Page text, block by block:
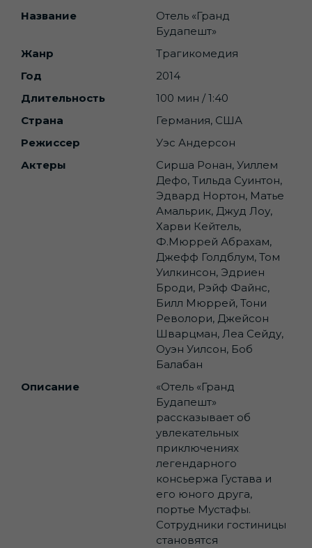
Название
Отель «Гранд
Будапешт»
Жанр
Трагикомедия
Год
2014
Длительность
100 мин / 1:40
Страна
Германия, США
Режиссер
Уэс Андерсон
Актеры
Сирша Ронан, Уиллем
Дефо, Тильда Суинтон,
Эдвард Нортон, Матье
Амальрик, Джуд Лоу,
Харви Кейтель,
Ф.Мюррей Абрахам,
Джефф Голдблум, Том
Уилкинсон, Эдриен
Броди, Рэйф Файнс,
Билл Мюррей, Тони
Револори, Джейсон
Шварцман, Леа Сейду,
Оуэн Уилсон, Боб
Балабан
Описание
«Отель «Гранд
Будапешт»
рассказывает об
увлекательных
приключениях
легендарного
консьержа Густава и
его юного друга,
портье Мустафы.
Сотрудники гостиницы
становятся